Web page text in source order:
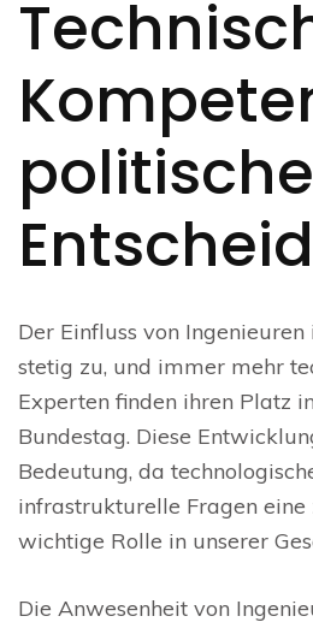
politische
Der Einfluss von
stetig zu, und immer mehr
Experten finden ihren Platz
Bundestag. Diese
Bedeutung, da
infrastrukturelle Fragen eine
wichtige Rolle in unserer
Die Anwesenheit von